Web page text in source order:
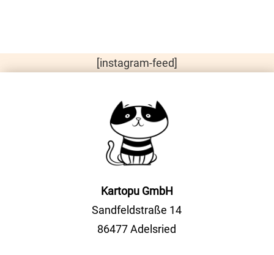
[instagram-feed]
Kartopu GmbH
Sandfeldstraße 14
86477 Adelsried